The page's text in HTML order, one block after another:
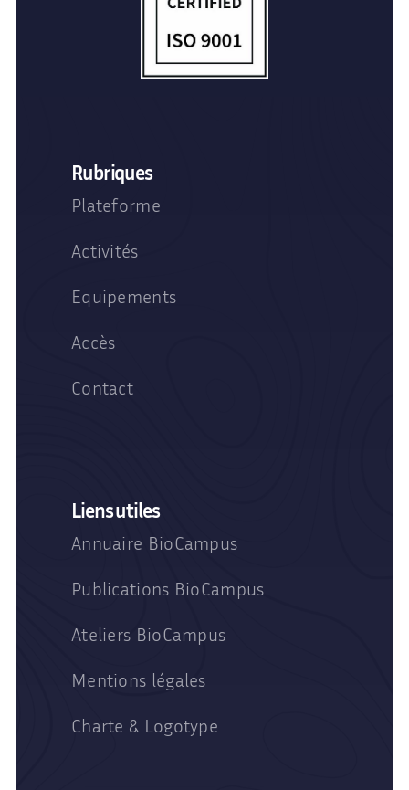
Rubriques
Plateforme
Activités
Equipements
Accès
Contact
Liens utiles
Annuaire BioCampus
Publications BioCampus
Ateliers BioCampus
Mentions légales
Charte & Logotype